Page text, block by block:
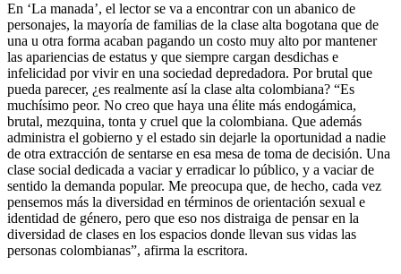
En ‘La manada’, el lector se va a encontrar con un abanico de
personajes, la mayoría de familias de la clase alta bogotana que de
una u otra forma acaban pagando un costo muy alto por mantener
las apariencias de estatus y que siempre cargan desdichas e
infelicidad por vivir en una sociedad depredadora. Por brutal que
pueda parecer, ¿es realmente así la clase alta colombiana? “Es
muchísimo peor. No creo que haya una élite más endogámica,
brutal, mezquina, tonta y cruel que la colombiana. Que además
administra el gobierno y el estado sin dejarle la oportunidad a nadie
de otra extracción de sentarse en esa mesa de toma de decisión. Una
clase social dedicada a vaciar y erradicar lo público, y a vaciar de
sentido la demanda popular. Me preocupa que, de hecho, cada vez
pensemos más la diversidad en términos de orientación sexual e
identidad de género, pero que eso nos distraiga de pensar en la
diversidad de clases en los espacios donde llevan sus vidas las
personas colombianas”, afirma la escritora.